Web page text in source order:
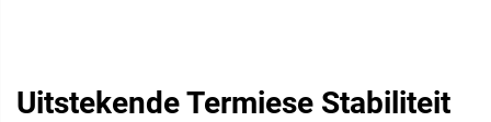
Uitstekende Termiese Stabiliteit